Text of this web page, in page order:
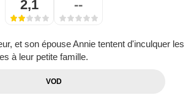
2,1 --
et son épouse Annie tentent d'inculquer les
à leur petite famille.
VOD